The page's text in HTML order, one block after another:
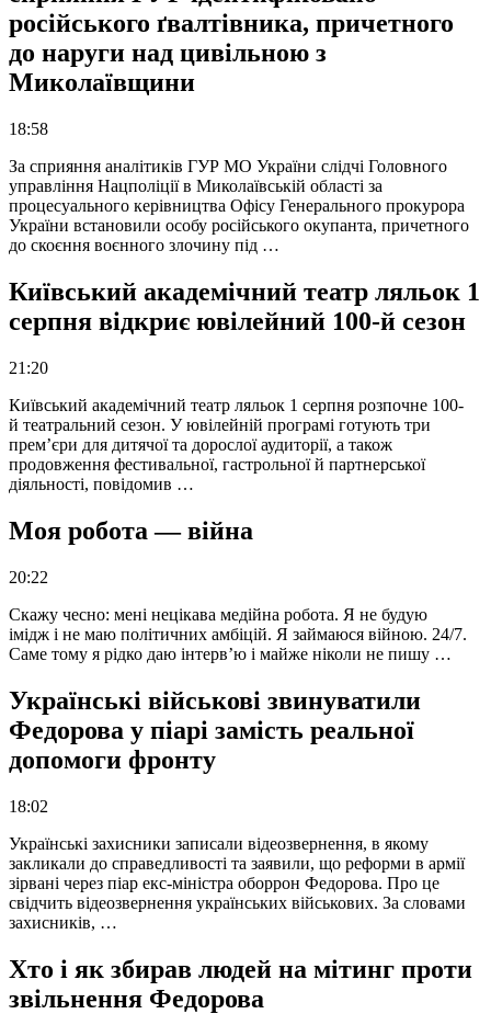
російського ґвалтівника, причетного
до наруги над цивільною з
Миколаївщини
18:58
За сприяння аналітиків ГУР МО України слідчі Головного
управління Нацполіції в Миколаївській області за
процесуального керівництва Офісу Генерального прокурора
України встановили особу російського окупанта, причетного
до скоєння воєнного злочину під …
Київський академічний театр ляльок 1
серпня відкриє ювілейний 100-й сезон
21:20
Київський академічний театр ляльок 1 серпня розпочне 100-
й театральний сезон. У ювілейній програмі готують три
прем’єри для дитячої та дорослої аудиторії, а також
продовження фестивальної, гастрольної й партнерської
діяльності, повідомив …
Моя робота — війна
20:22
Скажу чесно: мені нецікава медійна робота. Я не будую
імідж і не маю політичних амбіцій. Я займаюся війною. 24/7.
Саме тому я рідко даю інтерв’ю і майже ніколи не пишу …
Українські військові звинуватили
Федорова у піарі замість реальної
допомоги фронту
18:02
Українські захисники записали відеозвернення, в якому
закликали до справедливості та заявили, що реформи в армії
зірвані через піар екс-міністра оборрон Федорова. Про це
свідчить відеозвернення українських військових. За словами
захисників, …
Хто і як збирав людей на мітинг проти
звільнення Федорова